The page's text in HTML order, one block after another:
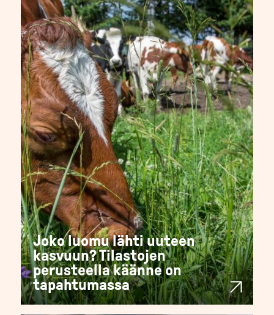
Joko luomu lähti uuteen
kasvuun? Tilastojen
perusteella käänne on
tapahtumassa